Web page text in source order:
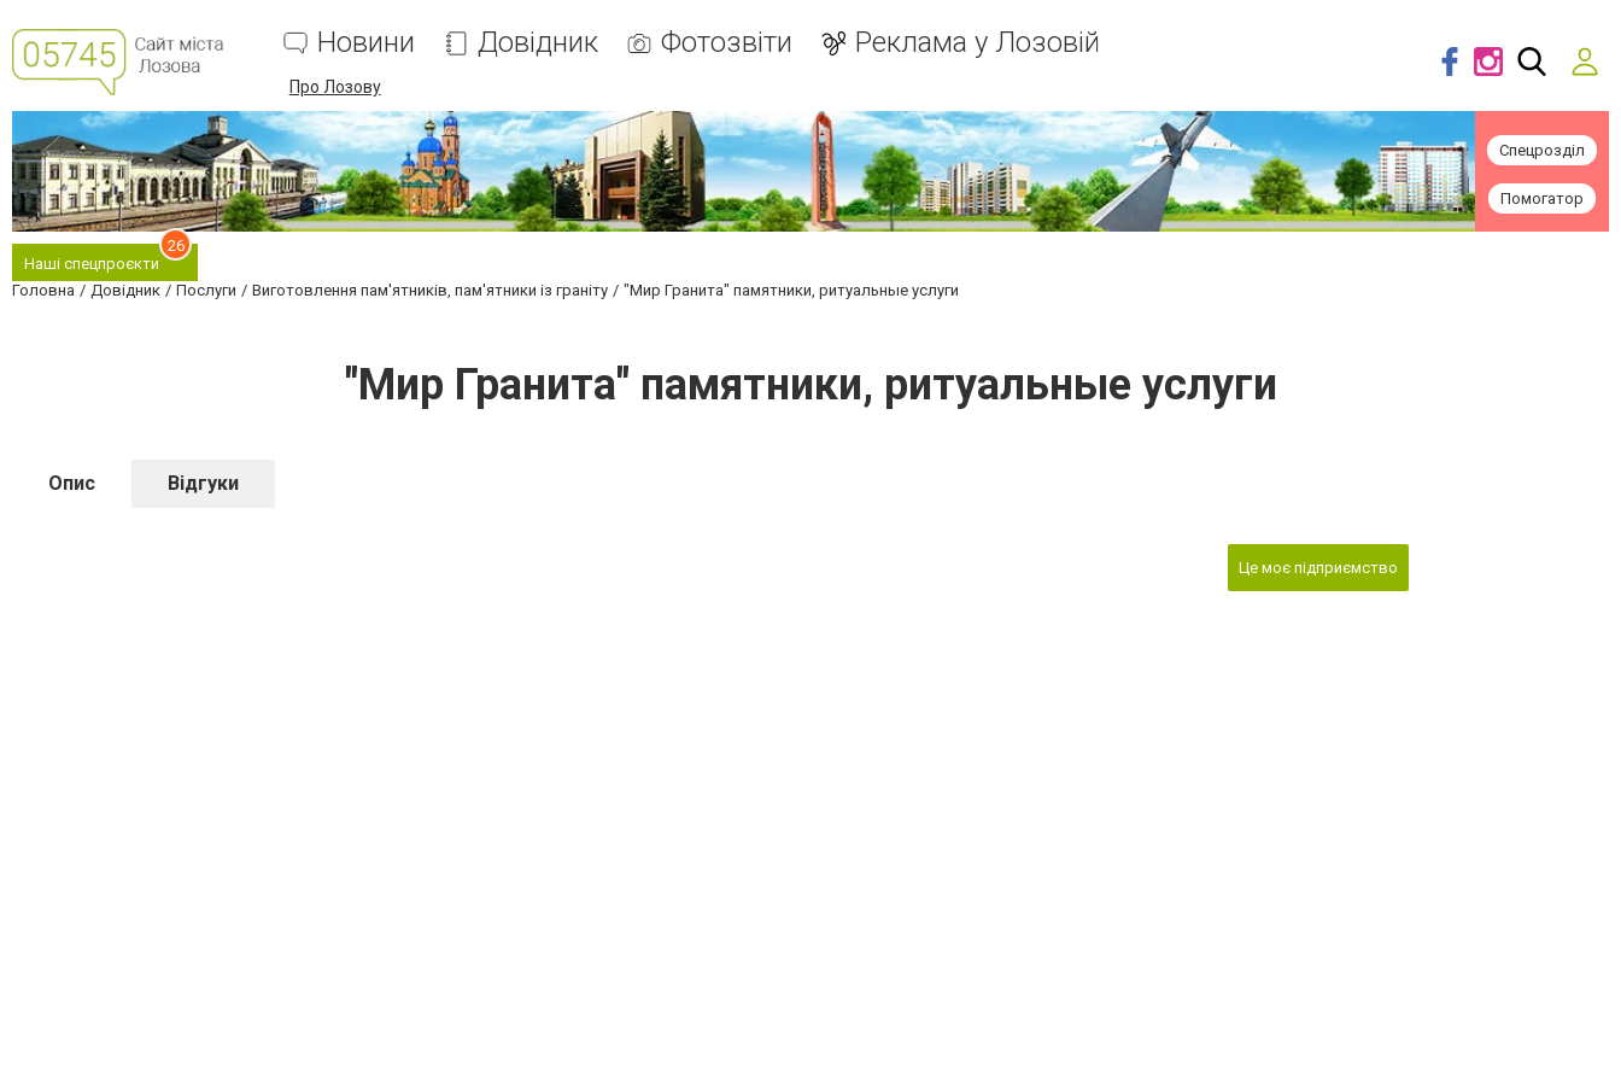
Новини Довідник Фотозвіти Реклама у Лозовій
Про Лозову
Спецрозділ
Помогатор
Наші спецпроєкти
26
Головна Довідник Послуги Виготовлення пам'ятників, пам'ятники із граніту "Мир Гранита" памятники, ритуальные услуги
"Мир Гранита" памятники, ритуальные услуги
Опис Відгуки
Це моє підприємство